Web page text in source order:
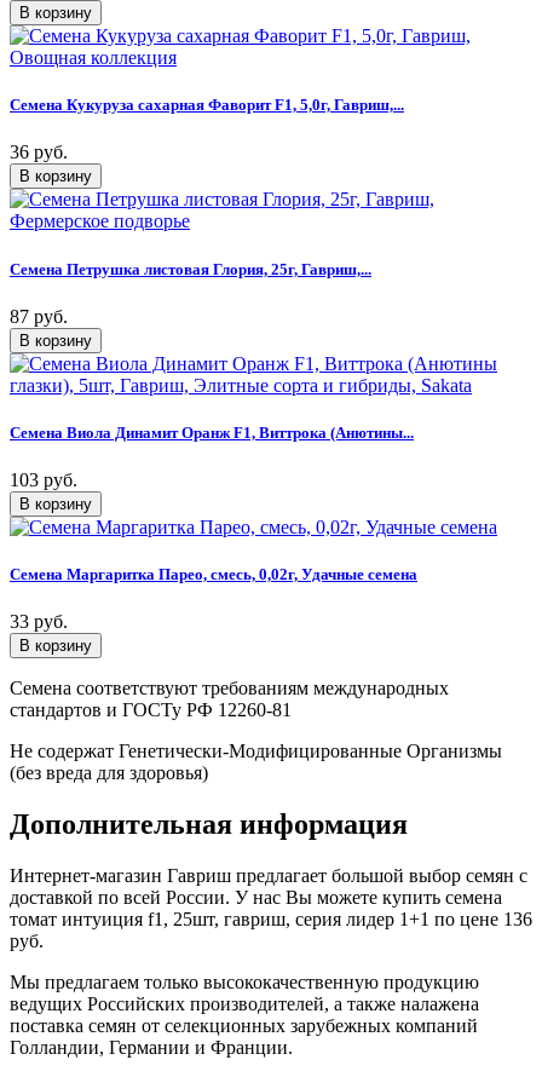
Семена Кукуруза сахарная Фаворит F1, 5,0г, Гавриш,...
36 руб.
Семена Петрушка листовая Глория, 25г, Гавриш,...
87 руб.
Семена Виола Динамит Оранж F1, Виттрока (Анютины...
103 руб.
Семена Маргаритка Парео, смесь, 0,02г, Удачные семена
33 руб.
Семена соответствуют требованиям международных
стандартов и ГОСТу РФ 12260-81
Не содержат Генетически-Модифицированные Организмы
(без вреда для здоровья)
Дополнительная информация
Интернет-магазин Гавриш предлагает большой выбор семян с
доставкой по всей России. У нас Вы можете купить семена
томат интуиция f1, 25шт, гавриш, серия лидер 1+1 по цене 136
руб.
Мы предлагаем только высококачественную продукцию
ведущих Российских производителей, а также налажена
поставка семян от селекционных зарубежных компаний
Голландии, Германии и Франции.